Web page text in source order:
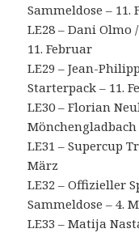
Sammeldose – 11.
LE28 – Dani Olmo
11. Februar
LE29 – Jean-
Starterpack – 11.
LE30 – Florian
LE31 – Supercup
März
LE32 – Offizieller
Sammeldose – 4.
LE33 – Matija